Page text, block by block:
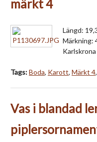
märkt 4
Längd:
Märkning:
Tags:Boda, Karott, Märkt 4,
Vas i blandad